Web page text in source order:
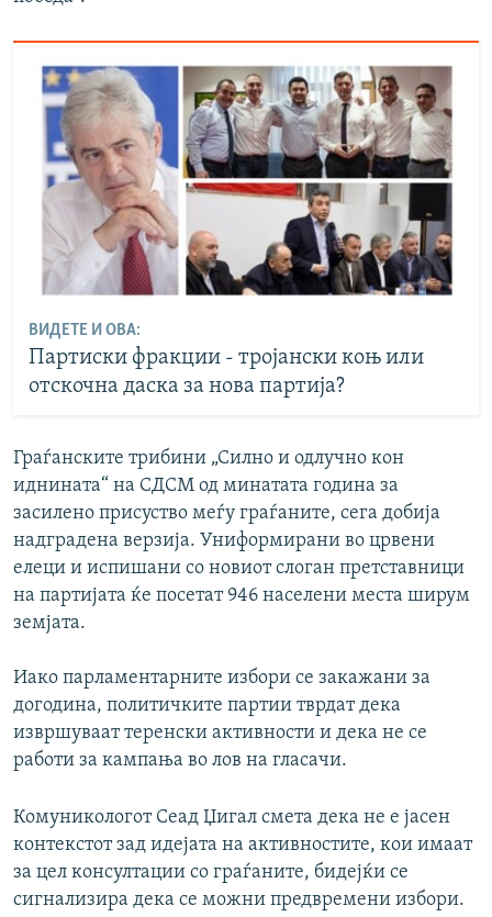
ВИДЕТЕ И ОВА:
Партиски фракции - тројански коњ или
отскочна даска за нова партија?
Граѓанските трибини „Силно и одлучно кон
иднината“ на СДСМ од минатата година за
засилено присуство меѓу граѓаните, сега добија
надградена верзија. Униформирани во црвени
елеци и испишани со новиот слоган претставници
на партијата ќе посетат 946 населени места ширум
земјата.
Иако парламентарните избори се закажани за
догодина, политичките партии тврдат дека
извршуваат теренски активности и дека не се
работи за кампања во лов на гласачи.
Комуникологот Сеад Џигал смета дека не е јасен
контекстот зад идејата на активностите, кои имаат
за цел консултации со граѓаните, бидејќи се
сигнализира дека се можни предвремени избори.